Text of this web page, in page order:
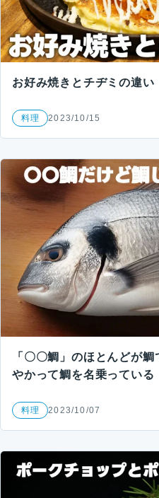
お好み焼きとチヂミの違い
料理 2023/10/15
「〇〇鯛」のほとんどが
やかって鯛を名乗っている
料理 2023/10/07